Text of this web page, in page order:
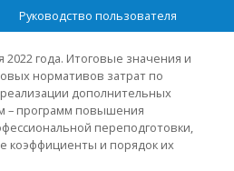
Руководство пользователя
2022 года. Итоговые значения и
нормативов затрат по
дополнительных
– программ повышения
переподготовки,
коэффициенты и порядок их